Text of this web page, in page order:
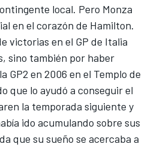
local. Pero Monza
en el corazón de Hamilton.
victorias en el GP de Italia
sino también por haber
GP2 en 2006 en el Templo de
que lo ayudó a conseguir el
la temporada siguiente y
ido acumulando sobre sus
que su sueño se acercaba a